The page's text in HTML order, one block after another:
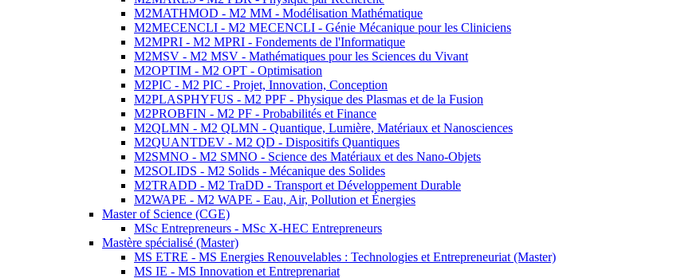
M2MATHMOD - M2 MM - Modélisation Mathématique
M2MECENCLI - M2 MECENCLI - Génie Mécanique pour les Cliniciens
M2MPRI - M2 MPRI - Fondements de l'Informatique
M2MSV - M2 MSV - Mathématiques pour les Sciences du Vivant
M2OPTIM - M2 OPT - Optimisation
M2PIC - M2 PIC - Projet, Innovation, Conception
M2PLASPHYFUS - M2 PPF - Physique des Plasmas et de la Fusion
M2PROBFIN - M2 PF - Probabilités et Finance
M2QLMN - M2 QLMN - Quantique, Lumière, Matériaux et Nanosciences
M2QUANTDEV - M2 QD - Dispositifs Quantiques
M2SMNO - M2 SMNO - Science des Matériaux et des Nano-Objets
M2SOLIDS - M2 Solids - Mécanique des Solides
M2TRADD - M2 TraDD - Transport et Développement Durable
M2WAPE - M2 WAPE - Eau, Air, Pollution et Énergies
Master of Science (CGE)
MSc Entrepreneurs - MSc X-HEC Entrepreneurs
Mastère spécialisé (Master)
MS ETRE - MS Energies Renouvelables : Technologies et Entrepreneuriat (Master)
MS IE - MS Innovation et Entreprenariat